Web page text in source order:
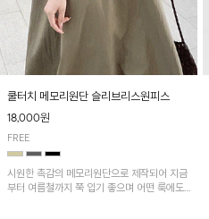
쿨터치 메모리원단 슬리브리스원피스
18,000원
FREE
시원한 촉감의 메모리원단으로 제작되어 지금
부터 여름철까지 쭉 입기 좋으며 어떤 룩에도